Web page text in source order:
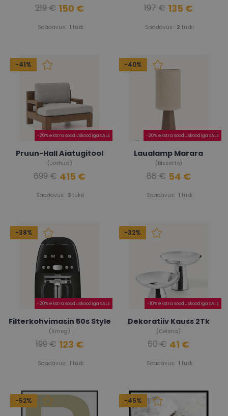
Saadavus: 1tükk
219 € 150 €
Saadavus: 2 tükki
197 € 135 €
-41%
-20% ekstra sooduskoodiga SALE
Pruun-Hall Aiatugitool
(Joshua)
Saadavus: 3 tükki
699 € 415 €
-40%
-20% ekstra sooduskoodiga SALE
Laualamp Marara
(Bizzotto)
Saadavus: 1tükk
88 € 54 €
-38%
-20% ekstra sooduskoodiga SALE
Filterkohvimasin 50s Style
(Smeg)
Saadavus: 1tükk
199 € 123 €
-32%
-10% ekstra sooduskoodiga SALE
Dekoratiiv Kauss 2Tk
(Celona)
Saadavus: 1tükk
60 € 41 €
-52% -45%